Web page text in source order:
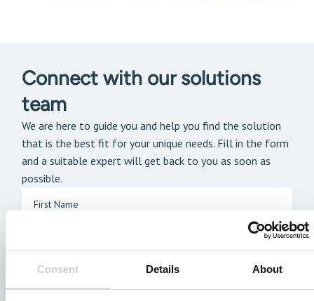
Consent Details About
Connect with our solutions
team
We are here to guide you and help you find the solution
that is the best fit for your unique needs. Fill in the form
and a suitable expert will get back to you as soon as
possible.